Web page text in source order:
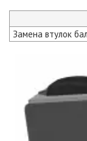
Замена втулок